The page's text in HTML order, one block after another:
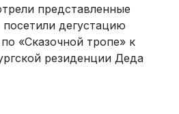
представленные
дегустацию
«Сказочной тропе» к
резиденции Деда